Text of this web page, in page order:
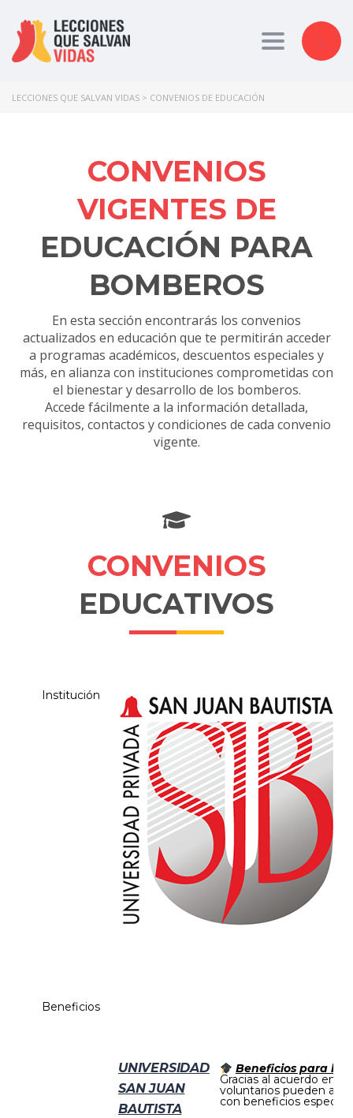
Toggle
LECCIONES QUE SALVAN VIDAS > CONVENIOS DE EDUCACIÓN
CONVENIOS
VIGENTES DE
EDUCACIÓN PARA
BOMBEROS
En esta sección encontrarás los convenios
actualizados en educación que te permitirán acceder
a programas académicos, descuentos especiales y
más, en alianza con instituciones comprometidas con
el bienestar y desarrollo de los bomberos.
Accede fácilmente a la información detallada,
requisitos, contactos y condiciones de cada convenio
vigente.
CONVENIOS
EDUCATIVOS
Institución
Beneficios
UNIVERSIDAD
SAN JUAN
BAUTISTA
Beneficios para
Gracias al acuerdo
voluntarios pueden
con beneficios